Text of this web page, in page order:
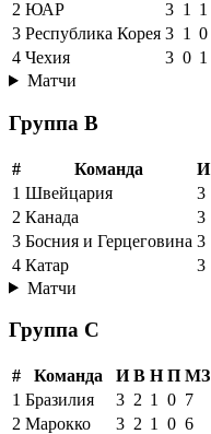
2 ЮАР 3 1 1
3 Республика Корея 3 1 0
4 Чехия 3 0 1
Матчи
Группа B
# Команда И
1 Швейцария 3
2 Канада 3
3 Босния и Герцеговина 3
4 Катар 3
Матчи
Группа C
# Команда И В Н П МЗ
1 Бразилия 3 2 1 0 7
2 Марокко 3 2 1 0 6